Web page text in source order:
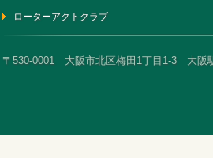
ローターアクトクラブ
〒530-0001 大阪市北区梅田1丁目1-3 大阪